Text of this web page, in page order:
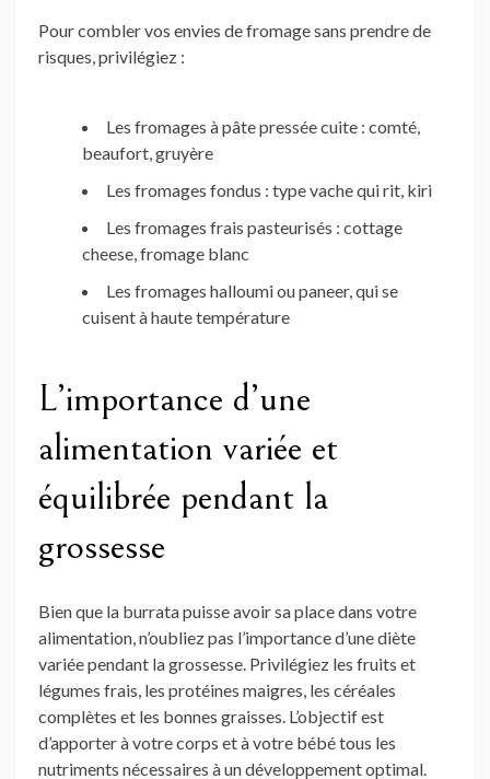
Pour combler vos envies de fromage sans prendre de
risques, privilégiez :
Les fromages à pâte pressée cuite : comté,
beaufort, gruyère
Les fromages fondus : type vache qui rit, kiri
Les fromages frais pasteurisés : cottage
cheese, fromage blanc
Les fromages halloumi ou paneer, qui se
cuisent à haute température
L’importance d’une
alimentation variée et
équilibrée pendant la
grossesse
Bien que la burrata puisse avoir sa place dans votre
alimentation, n’oubliez pas l’importance d’une diète
variée pendant la grossesse. Privilégiez les fruits et
légumes frais, les protéines maigres, les céréales
complètes et les bonnes graisses. L’objectif est
d’apporter à votre corps et à votre bébé tous les
nutriments nécessaires à un développement optimal.